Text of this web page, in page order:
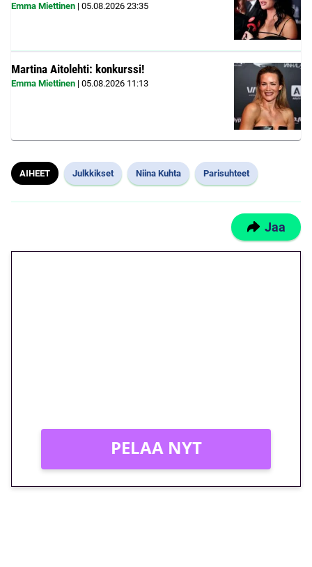
Emma Miettinen | 05.08.2026 23:35
Martina Aitolehti: konkurssi!
Emma Miettinen | 05.08.2026 11:13
AIHEET Julkkikset Niina Kuhta Parisuhteet
Jaa
PELAA NYT